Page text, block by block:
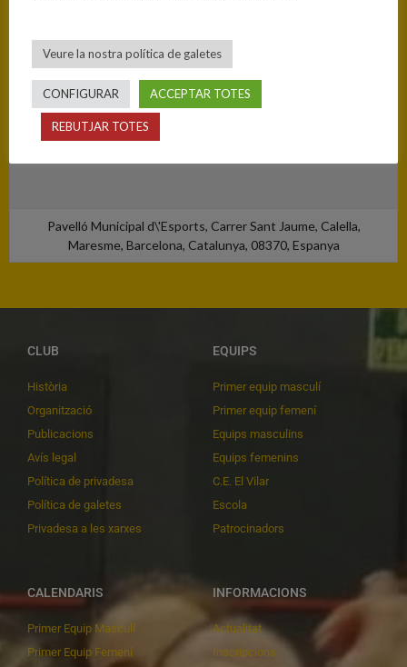
Pavelló Municipal d\'Esports, Carrer Sant Jaume, Calella,
Maresme, Barcelona, Catalunya, 08370, Espanya
CLUB
Història
Organització
Publicacions
Avís legal
Política de privadesa
Política de galetes
Privadesa a les xarxes
EQUIPS
Primer equip masculí
Primer equip femení
Equips masculins
Equips femenins
C.E. El Vilar
Escola
Patrocinadors
CALENDARIS
Primer Equip Masculí
Primer Equip Femení
INFORMACIONS
Actualitat
Inscripcions
Veure la nostra política de galetes
CONFIGURAR ACCEPTAR TOTES
REBUTJAR TOTES